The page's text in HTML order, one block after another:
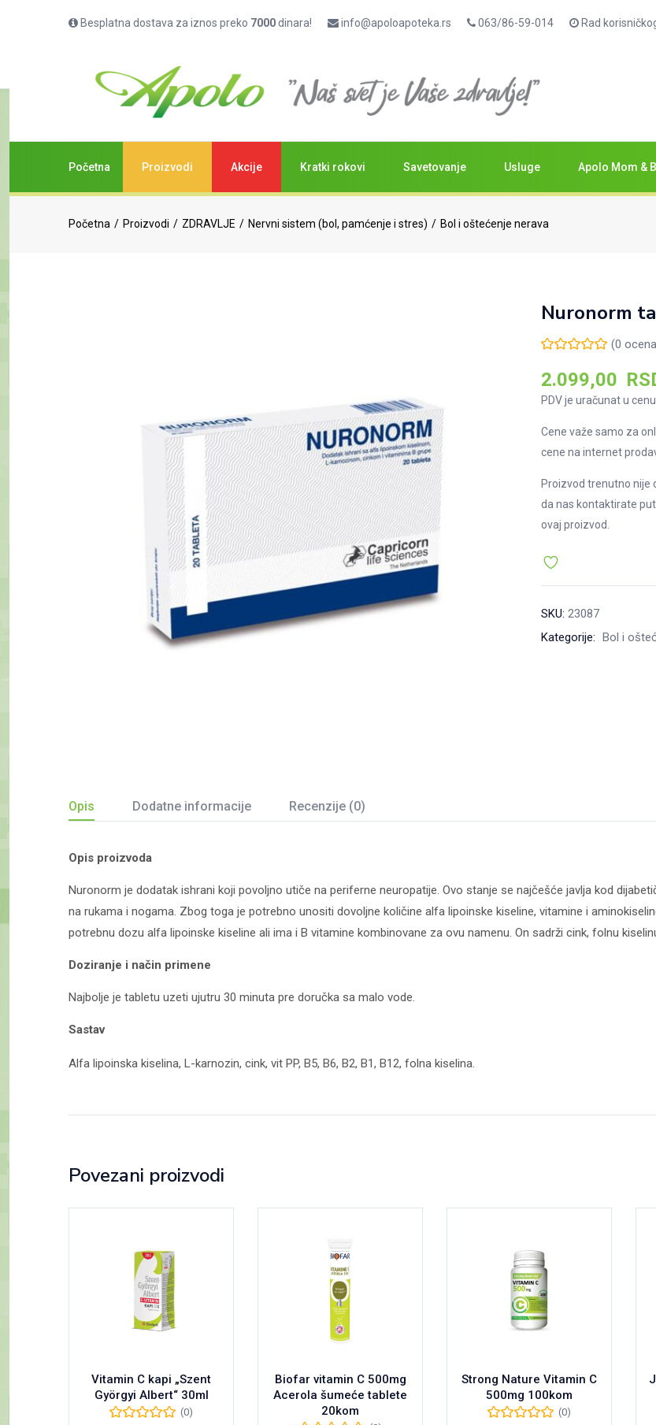
Besplatna dostava za iznos preko 7000dinara! info@apoloapoteka.rs 063/86-59-014 Rad
Početna Proizvodi Akcije Kratki rokovi Savetovanje Usluge Apolo Mom &
Početna Proizvodi ZDRAVLJE Nervni sistem (bol, pamćenje i stres) Bol i oštećenje nerava
Nuronorm tablete, 20kom
Nuronorm
(0
2.099,00
PDV je uračunat u cenu.
Cene važe samo za
cene na internet
Proizvod trenutno nije
da nas kontaktirate
ovaj proizvod.
SKU: 23087
Kategorije: Bol i
Opis Dodatne informacije Recenzije (0)
Opis proizvoda
Nuronorm je dodatak ishrani koji povoljno utiče na periferne neuropatije. Ovo stanje se najčešće javlja kod
na rukama i nogama. Zbog toga je potrebno unositi dovoljne količine alfa lipoinske kiseline, vitamine i
potrebnu dozu alfa lipoinske kiseline ali ima i B vitamine kombinovane za ovu namenu. On sadrži cink, folnu
Doziranje i način primene
Najbolje je tabletu uzeti ujutru 30 minuta pre doručka sa malo vode.
Sastav
Alfa lipoinska kiselina, L-karnozin, cink, vit PP, B5, B6, B2, B1, B12, folna kiselina.
Povezani proizvodi
Vitamin C kapi „Szent
Györgyi Albert“ 30ml
(0)
Biofar vitamin C 500mg
Acerola šumeće tablete
20kom
Strong Nature Vitamin C
500mg 100kom
(0)